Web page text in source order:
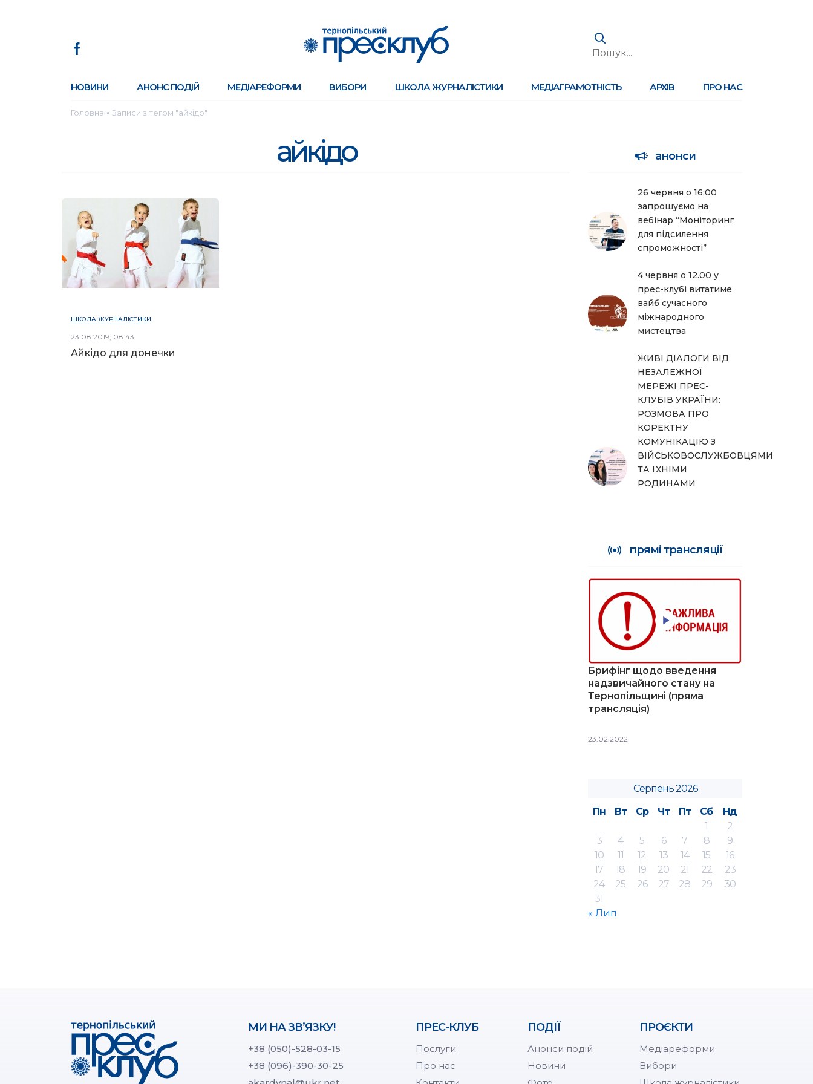
НОВИНИ АНОНС ПОДІЙ МЕДІАРЕФОРМИ ВИБОРИ ШКОЛА ЖУРНАЛІСТИКИ МЕДІАГРАМОТНІСТЬ АРХІВ ПРО НАС
Головна ● Записи з тегом "айкідо"
айкідо
ШКОЛА ЖУРНАЛІСТИКИ
23.08.2019, 08:43
Айкідо для донечки
анонси
26 червня о 16:00
запрошуємо на
вебінар “Моніторинг
для підсилення
спроможності”
4 червня о 12.00 у
прес-клубі витатиме
вайб сучасного
міжнародного
мистецтва
ЖИВІ ДІАЛОГИ ВІД
НЕЗАЛЕЖНОЇ
МЕРЕЖІ ПРЕС-
КЛУБІВ УКРАЇНИ:
РОЗМОВА ПРО
КОРЕКТНУ
КОМУНІКАЦІЮ З
ВІЙСЬКОВОСЛУЖБОВЦЯМИ
ТА ЇХНІМИ
РОДИНАМИ
прямі трансляції
Брифінг щодо введення
надзвичайного стану на
Тернопільщині (пряма
трансляція)
23.02.2022
Серпень 2026
Пн
Вт Ср Чт Пт Сб
Нд
1
2
3
4 5 6 7 8
9
10
11 12 13 14 15
16
17
18 19 20 21 22
23
24
25 26 27 28 29
30
31
« Лип
МИ НА ЗВ’ЯЗКУ!
+38 (050)-528-03-15
+38 (096)-390-30-25
ПРЕС-КЛУБ
Послуги
Про нас
ПОДІЇ
Анонси подій
Новини
ПРОЄКТИ
Медіареформи
Вибори